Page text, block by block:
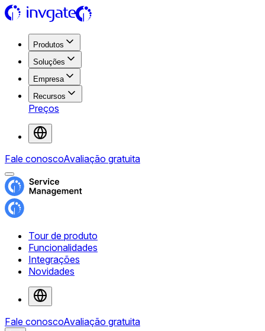
Produtos
Soluções
Empresa
Recursos
Preços
Fale conoscoAvaliação gratuita
Tour de produto
Funcionalidades
Integrações
Novidades
Fale conoscoAvaliação gratuita